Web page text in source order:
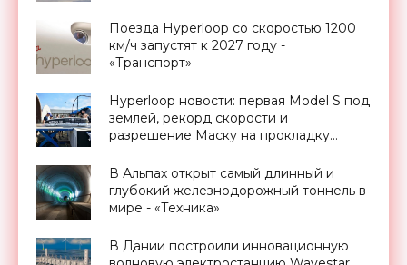
Поезда Hyperloop со скоростью 1200
км/ч запустят к 2027 году -
«Транспорт»
Hyperloop новости: первая Model S под
землей, рекорд скорости и
разрешение Маску на прокладку
«Транспорт»
В Альпах открыт самый длинный и
глубокий железнодорожный тоннель в
мире - «Техника»
В Дании построили инновационную